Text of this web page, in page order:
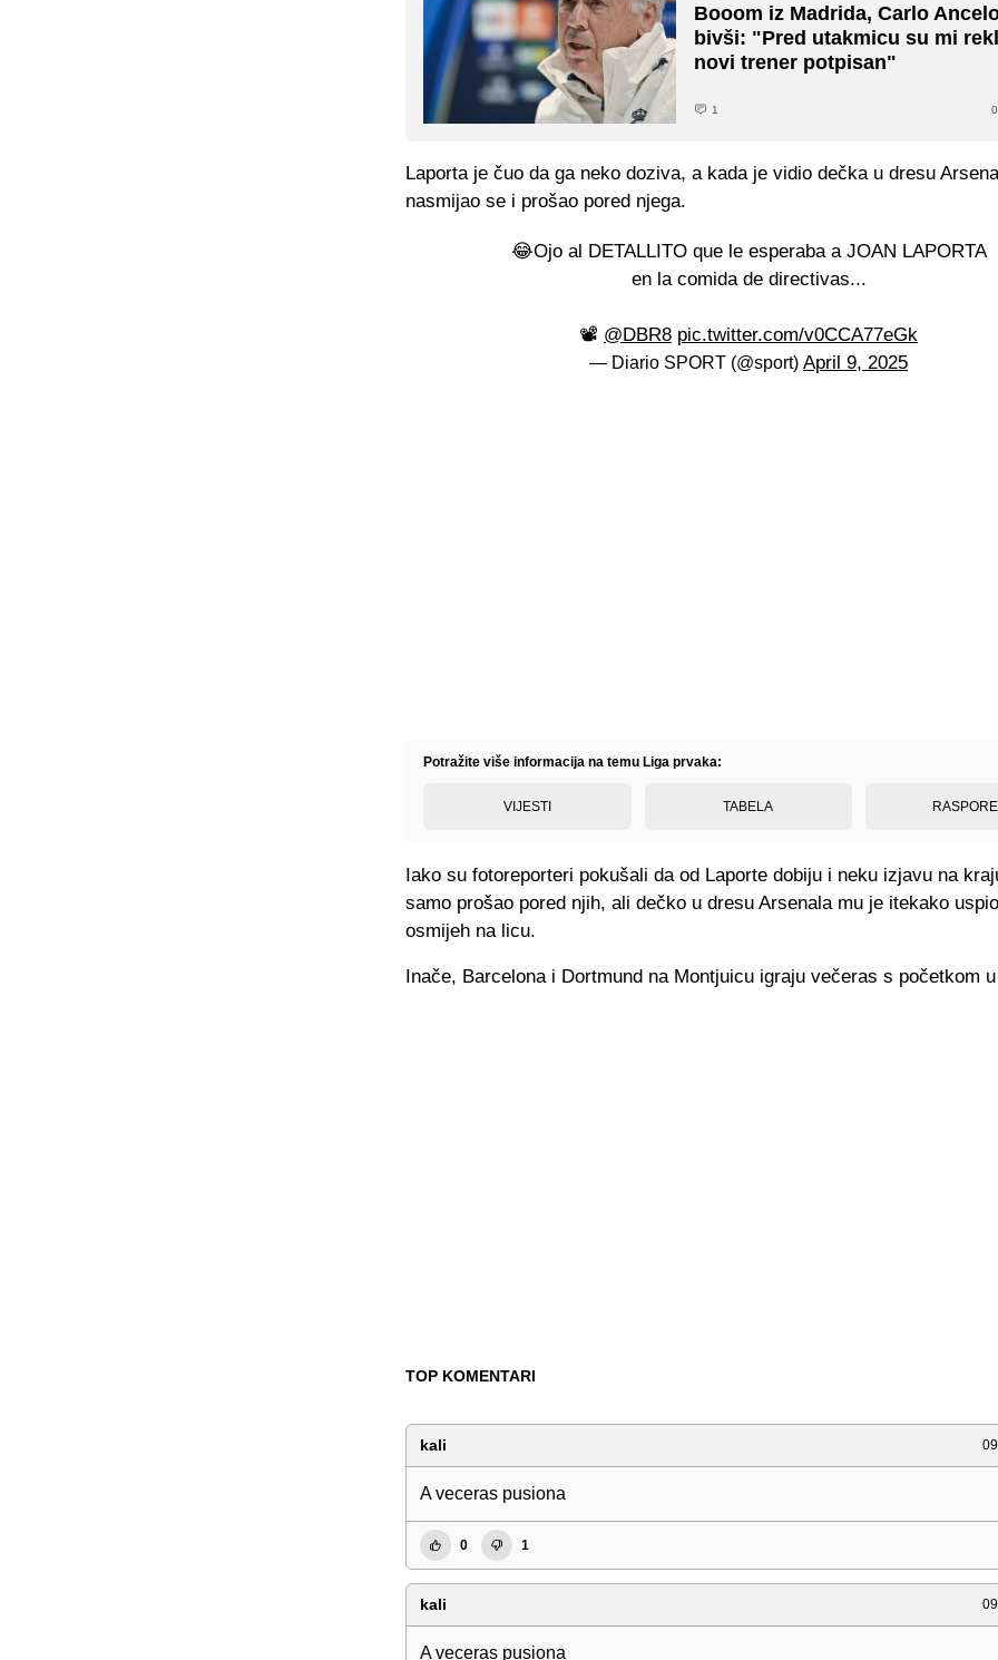
Booom iz Madrida, Carlo
bivši: "Pred utakmicu su mi
novi trener potpisan"
1
Laporta je čuo da ga neko doziva, a kada je vidio dečka u dresu
nasmijao se i prošao pored njega.
😂Ojo al DETALLITO que le esperaba a JOAN LAPORTA
en la comida de directivas...
📽️ @DBR8 pic.twitter.com/v0CCA77eGk
— Diario SPORT (@sport) April 9, 2025
Potražite više informacija na temu Liga prvaka:
VIJESTI TABELA
Iako su fotoreporteri pokušali da od Laporte dobiju i neku izjavu na
samo prošao pored njih, ali dečko u dresu Arsenala mu je itekako
osmijeh na licu.
Inače, Barcelona i Dortmund na Montjuicu igraju večeras s početkom
TOP KOMENTARI
kali
A veceras pusiona
0 1
kali
A veceras pusiona